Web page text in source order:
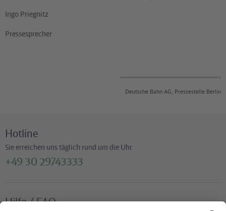
Ingo Priegnitz
Pressesprecher
Deutsche Bahn AG, Pressestelle Berlin
Hotline
Sie erreichen uns täglich rund um die Uhr
+49 30 29743333
Hilfe / FAQ